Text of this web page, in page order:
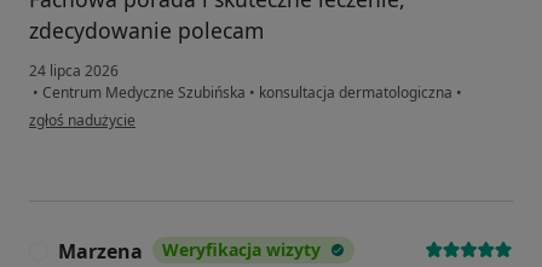
zdecydowanie polecam
24 lipca 2026
• Centrum Medyczne Szubińska • konsultacja dermatologiczna •
w opinii użytkownika Bartek
zgłoś nadużycie
Marzena Weryfikacja wizyty